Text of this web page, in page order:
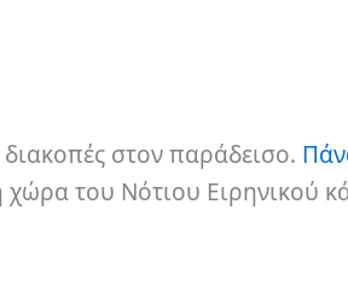
στον παράδεισο.
χώρα του Νότιου Ειρηνικού